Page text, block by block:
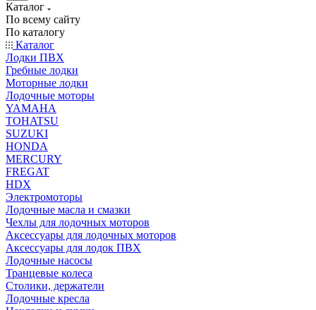
Каталог
По всему сайту
По каталогу
Каталог
Лодки ПВХ
Гребные лодки
Моторные лодки
Лодочные моторы
YAMAHA
TOHATSU
SUZUKI
HONDA
MERCURY
FREGAT
HDX
Электромоторы
Лодочные масла и смазки
Чехлы для лодочных моторов
Аксессуары для лодочных моторов
Аксессуары для лодок ПВХ
Лодочные насосы
Транцевые колеса
Столики, держатели
Лодочные кресла